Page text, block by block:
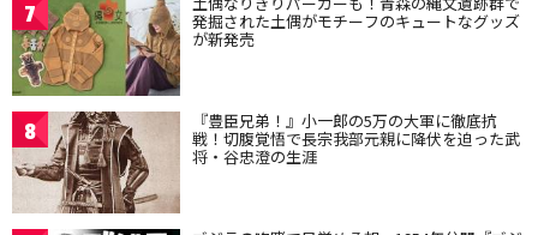
7 発掘された土偶がモチーフのキュートなグッズ
が新発売
8 『豊臣兄弟！』小一郎の5万の大軍に徹底抗
戦！切腹覚悟で長宗我部元親に降伏を迫った武
将・谷忠澄の生涯